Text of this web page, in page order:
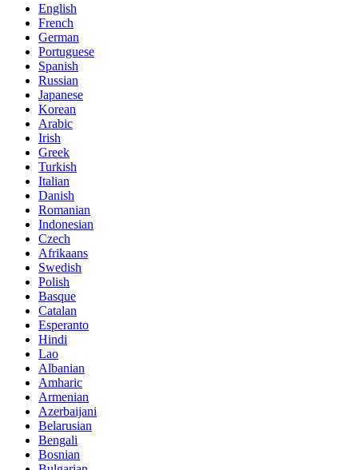
English
French
German
Portuguese
Spanish
Russian
Japanese
Korean
Arabic
Irish
Greek
Turkish
Italian
Danish
Romanian
Indonesian
Czech
Afrikaans
Swedish
Polish
Basque
Catalan
Esperanto
Hindi
Lao
Albanian
Amharic
Armenian
Azerbaijani
Belarusian
Bengali
Bosnian